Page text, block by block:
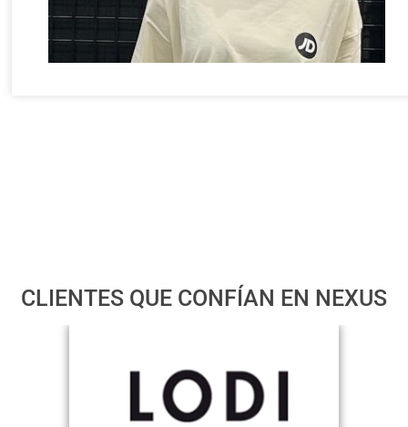
CLIENTES QUE CONFÍAN EN NEXUS